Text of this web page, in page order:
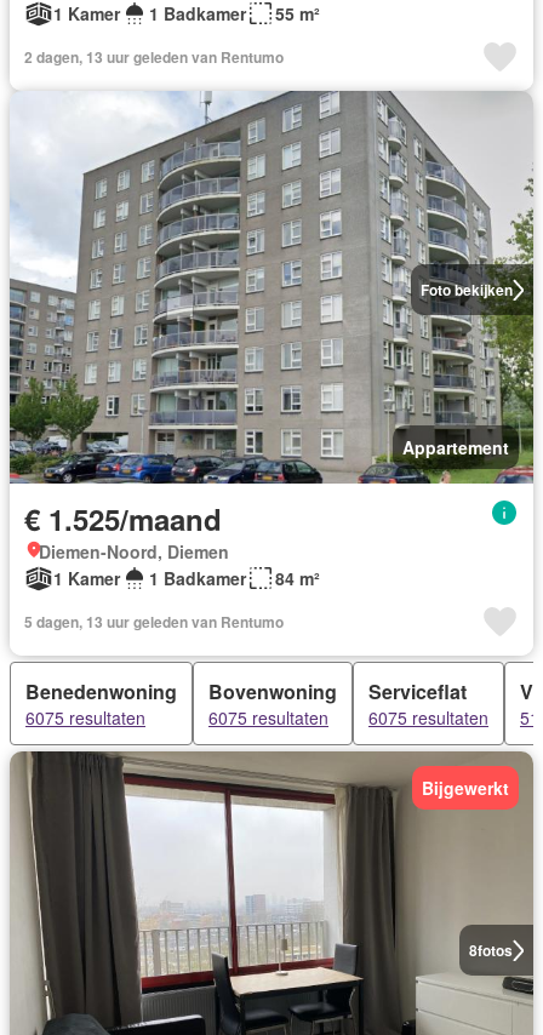
1 Kamer
1 Badkamer 55 m²
2 dagen, 13 uur geleden van Rentumo
Foto bekijken
Appartement
€ 1.525/maand
Diemen-Noord, Diemen
1 Kamer
1 Badkamer 84 m²
5 dagen, 13 uur geleden van Rentumo
Benedenwoning
6075 resultaten
Bovenwoning
6075 resultaten
Serviceflat
6075 resultaten
8fotos
Bijgewerkt